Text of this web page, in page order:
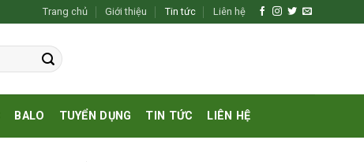
Trang chủ Giới thiệu Tin tức Liên hệ
BALO TUYỂN DỤNG TIN TỨC LIÊN HỆ